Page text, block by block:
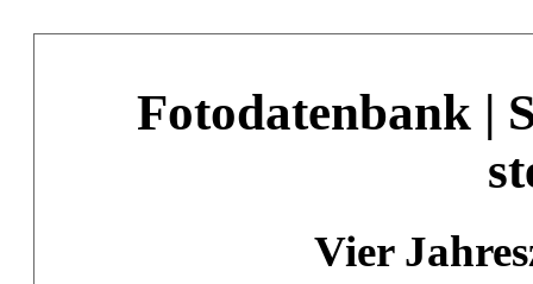
Fotodatenbank |
Vier